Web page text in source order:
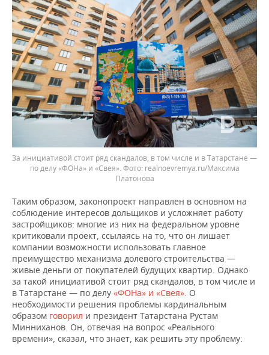
За инициативой стоит ряд скандалов, в том числе и в Татарстане —
по делу «ФОНа» и «Свея».
realnoevremya.ru/Максима
Платонова
Таким образом, законопроект направлен в основном на
соблюдение интересов дольщиков и усложняет работу
застройщиков: многие из них на федеральном уровне
критиковали проект, ссылаясь на то, что он лишает
компании возможности использовать главное
преимущество механизма долевого строительства —
живые деньги от покупателей будущих квартир. Однако
за такой инициативой стоит ряд скандалов, в том числе и
в Татарстане — по делу «ФОНа» и «Свея». О
необходимости решения проблемы кардинальным
образом говорил и президент Татарстана Рустам
Минниханов. Он, отвечая на вопрос «Реального
времени», сказал, что знает, как решить эту проблему: